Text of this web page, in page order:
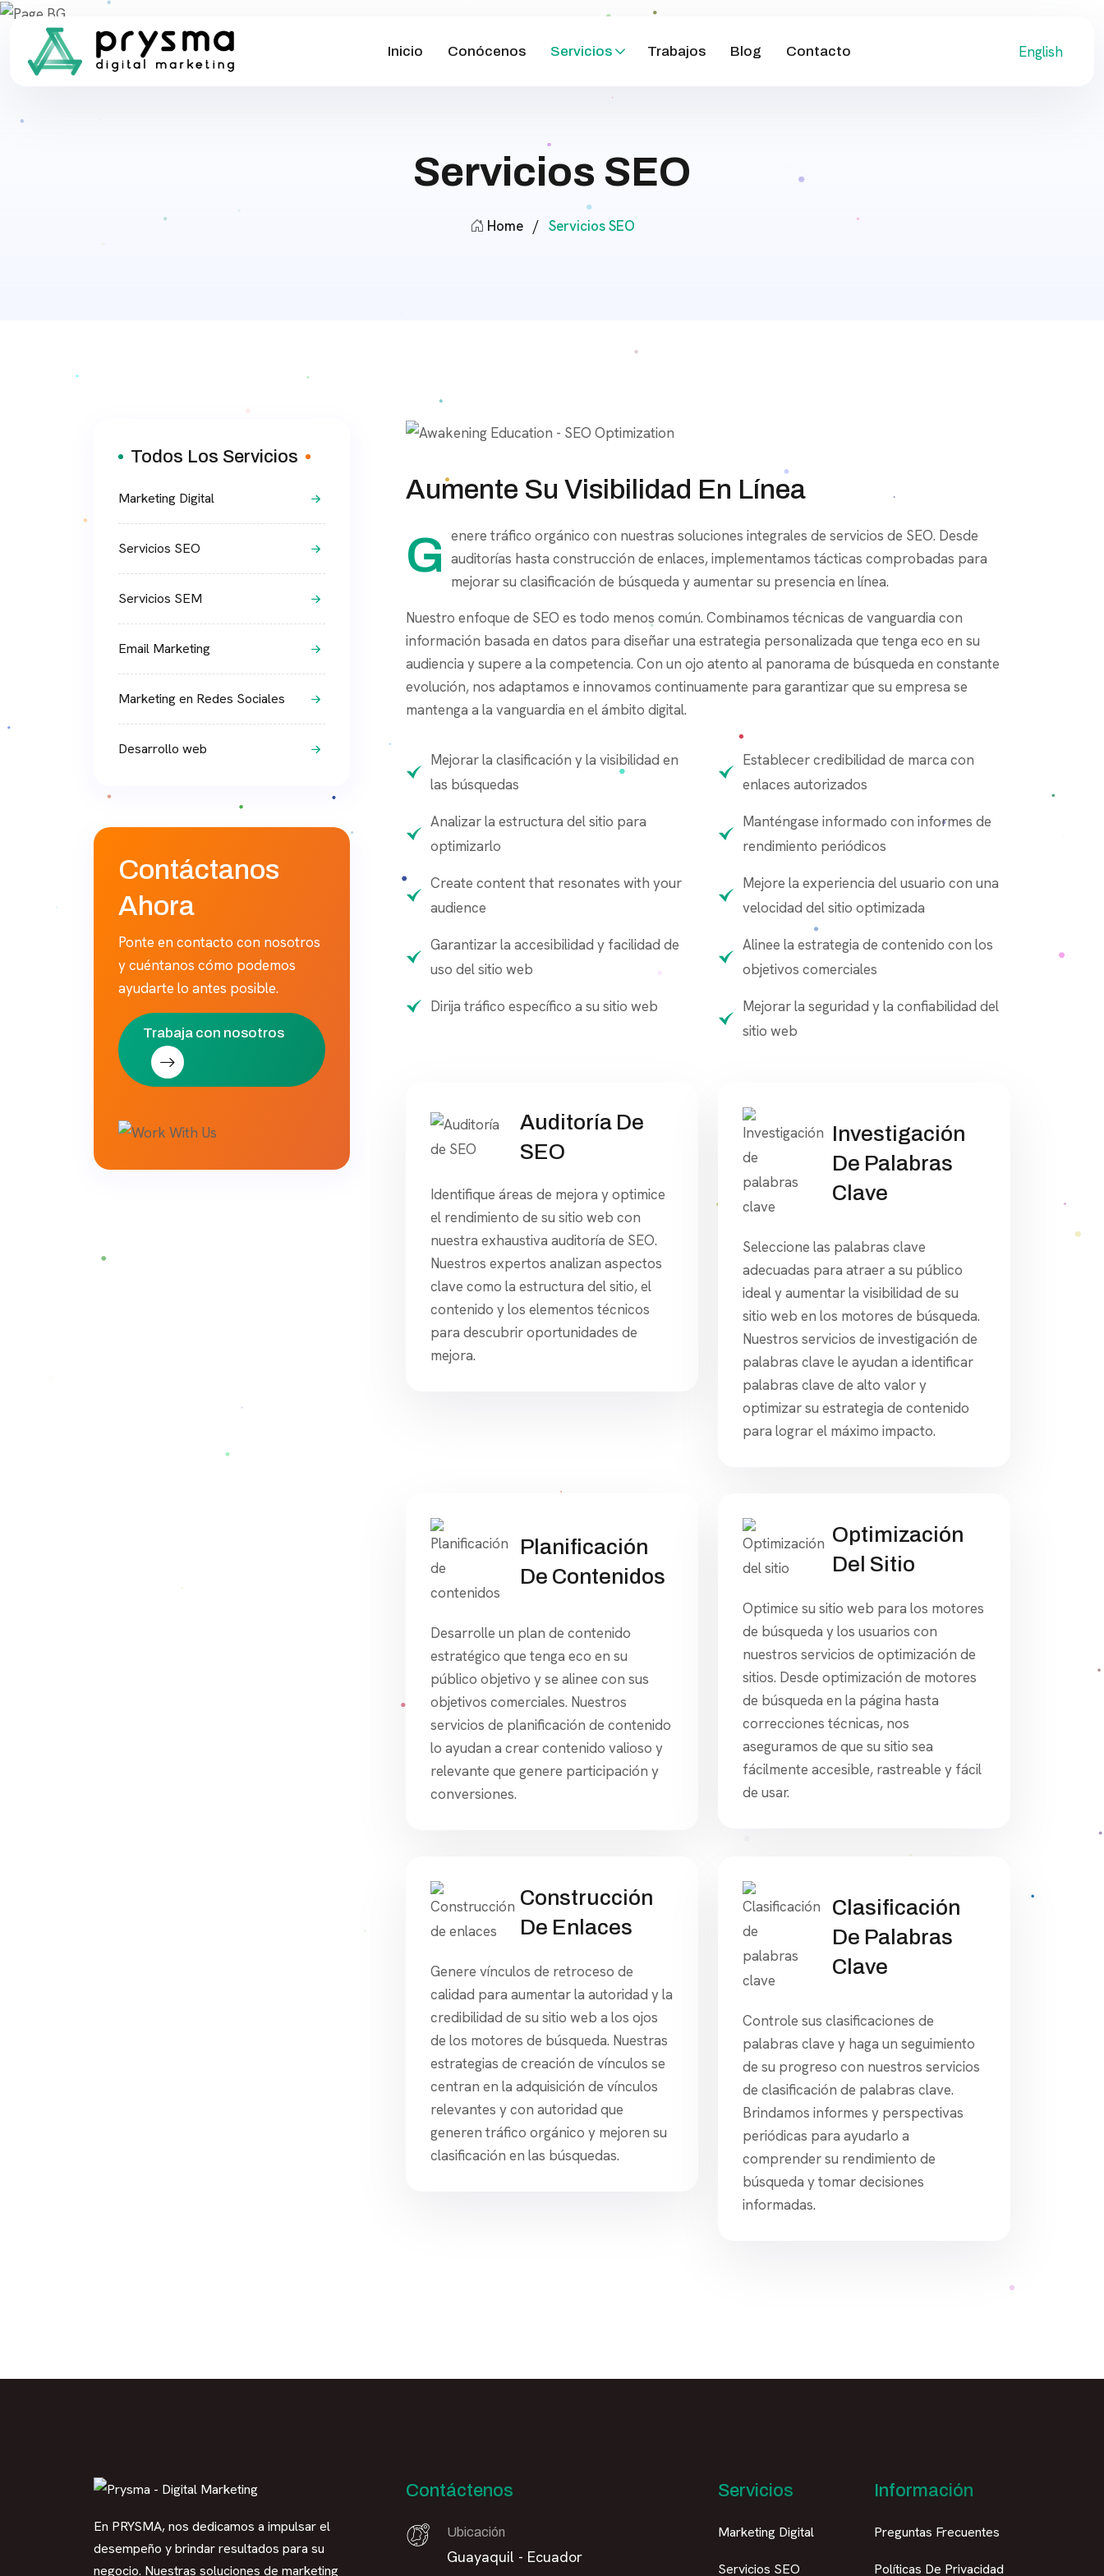
Inicio Conócenos Servicios Trabajos Blog Contacto English
Servicios SEO
Home / Servicios SEO
Aumente Su Visibilidad En Línea
Genere tráfico orgánico con nuestras soluciones integrales de servicios de SEO. Desde auditorías hasta construcción de enlaces, implementamos tácticas comprobadas para
mejorar su clasificación de búsqueda y aumentar su presencia en línea.
Nuestro enfoque de SEO es todo menos común. Combinamos técnicas de vanguardia con
información basada en datos para diseñar una estrategia personalizada que tenga eco en su
audiencia y supere a la competencia. Con un ojo atento al panorama de búsqueda en constante
evolución, nos adaptamos e innovamos continuamente para garantizar que su empresa se
mantenga a la vanguardia en el ámbito digital.
Mejorar la clasificación y la visibilidad en
las búsquedas
Analizar la estructura del sitio para
optimizarlo
Create content that resonates with your
audience
Garantizar la accesibilidad y facilidad de
uso del sitio web
Dirija tráfico específico a su sitio web
Establecer credibilidad de marca con
enlaces autorizados
Manténgase informado con informes de
rendimiento periódicos
Mejore la experiencia del usuario con una
velocidad del sitio optimizada
Alinee la estrategia de contenido con los
objetivos comerciales
Mejorar la seguridad y la confiabilidad del
sitio web
Auditoría De
SEO
Identifique áreas de mejora y optimice
el rendimiento de su sitio web con
nuestra exhaustiva auditoría de SEO.
Nuestros expertos analizan aspectos
clave como la estructura del sitio, el
contenido y los elementos técnicos
para descubrir oportunidades de
mejora.
Investigación
De Palabras
Clave
Seleccione las palabras clave
adecuadas para atraer a su público
ideal y aumentar la visibilidad de su
sitio web en los motores de búsqueda.
Nuestros servicios de investigación de
palabras clave le ayudan a identificar
palabras clave de alto valor y
optimizar su estrategia de contenido
para lograr el máximo impacto.
Planificación
De Contenidos
Desarrolle un plan de contenido
estratégico que tenga eco en su
público objetivo y se alinee con sus
objetivos comerciales. Nuestros
servicios de planificación de contenido
lo ayudan a crear contenido valioso y
relevante que genere participación y
conversiones.
Optimización
Del Sitio
Optimice su sitio web para los motores
de búsqueda y los usuarios con
nuestros servicios de optimización de
sitios. Desde optimización de motores
de búsqueda en la página hasta
correcciones técnicas, nos
aseguramos de que su sitio sea
fácilmente accesible, rastreable y fácil
de usar.
Construcción
De Enlaces
Genere vínculos de retroceso de
calidad para aumentar la autoridad y la
credibilidad de su sitio web a los ojos
de los motores de búsqueda. Nuestras
estrategias de creación de vínculos se
centran en la adquisición de vínculos
relevantes y con autoridad que
generen tráfico orgánico y mejoren su
clasificación en las búsquedas.
Clasificación
De Palabras
Clave
Controle sus clasificaciones de
palabras clave y haga un seguimiento
de su progreso con nuestros servicios
de clasificación de palabras clave.
Brindamos informes y perspectivas
periódicas para ayudarlo a
comprender su rendimiento de
búsqueda y tomar decisiones
informadas.
Todos Los Servicios
Marketing Digital
Servicios SEO
Servicios SEM
Email Marketing
Marketing en Redes Sociales
Desarrollo web
Contáctanos
Ahora
Ponte en contacto con nosotros
y cuéntanos cómo podemos
ayudarte lo antes posible.
Trabaja con nosotros
En PRYSMA, nos dedicamos a impulsar el
desempeño y brindar resultados para su
negocio. Nuestras soluciones de marketing
Contáctenos
Ubicación
Guayaquil - Ecuador
Servicios
Marketing Digital
Servicios SEO
Información
Preguntas Frecuentes
Políticas De Privacidad